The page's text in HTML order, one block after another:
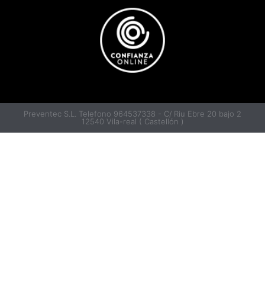
Preventec S.L. Telefono 964537338 - C/ Riu Ebre 20 bajo 2
12540 Vila-real ( Castellón )